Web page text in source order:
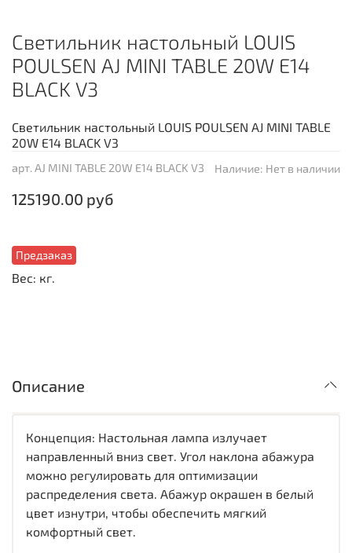
арт. AJ MINI TABLE 20W E14 BLACK V3 Наличие: Нет в наличии
Предзаказ
Светильник настольный LOUIS
POULSEN AJ MINI TABLE 20W E14
BLACK V3
125190.00 руб
Светильник настольный LOUIS POULSEN AJ MINI TABLE
20W E14 BLACK V3
Вес: кг.
Описание
Концепция: Настольная лампа излучает
направленный вниз свет. Угол наклона абажура
можно регулировать для оптимизации
распределения света. Абажур окрашен в белый
цвет изнутри, чтобы обеспечить мягкий
комфортный свет.